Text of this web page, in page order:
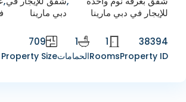
للإيجار في دبي مارينا
دبي مارينا
38394
Property ID
1
Rooms
1
الحمامات
709
Property Size